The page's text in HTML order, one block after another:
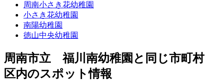
周南小さき花幼稚園
小さき花幼稚園
南陽幼稚園
徳山中央幼稚園
周南市立 福川南幼稚園と同じ市町村
区内のスポット情報